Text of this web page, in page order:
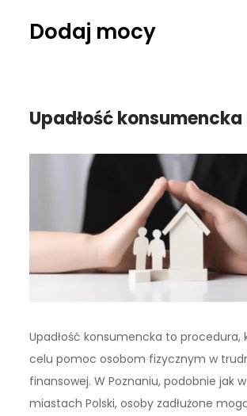
Dodaj mocy
Upadłość konsumencka
Upadłość konsumencka to procedura,
celu pomoc osobom fizycznym w
finansowej. W Poznaniu, podobnie jak
miastach Polski, osoby zadłużone